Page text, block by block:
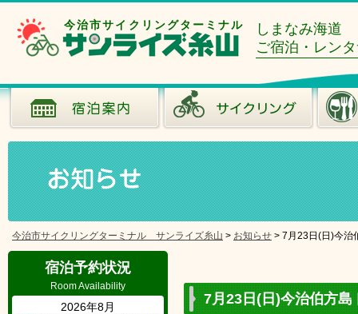
今治市サイクリングターミナル
しまなみ海道
ご宿泊・レン
今治市サイクリングターミナル サンライズ糸山 > お知らせ > 7月23日(日)今治
宿泊予約状況
Room Availability
2026年8月 7月23日(日)今治伯方